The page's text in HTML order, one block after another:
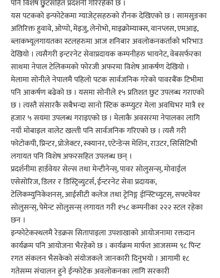
पनि विशेष छु्टसहित प्रदशनी गरिरहेको छ ।
यस पटकको इन्फोटेकमा ग्याजेट्सहरुको रौनक देखिएको छ । सामसुङका
अतिरिक्त हुवावे, ओप्पो, मेइजु, लेनोभो, माइक्रोम्याक्स, वानप्लस, एमआइ,
ब्लाकभ्यूलगायतका स्टलहरुमा आज शनिबार अवलोकनकर्ताको भरिभाउ
देखियो । त्यसैगरी इन्टरनेट सेवाप्रदायक कम्पनीहरु भायनेट, वेबसर्फरका
साथमा नेपाल टेलिकमको फोरजी अफरमा विशेष आकर्षण देखियो ।
मेलामा सोनीले नेपालमै पहिलो पटक सार्वजनिक गरेको पावरबैंक टिभीमा
पनि आकर्षण बढेको छ । यसमा सोनीले १५ प्रतिशत छुट उपलब्ध गराएको
छ । त्यस्तै संसारकै सबैभन्दा सानो स्टिक कम्प्युटर मेला अवधिभर मात्रै ११
हजार ५ सयमा उपलब्ध गराइएको छ । मेलाकै अवसरमा नेपालका लागि
नयाँ मोबाइल वालेट खल्ती पनि सार्वजनिक गरिएको छ । त्यसै गरी
फोटोकपी, प्रिन्टर, प्रोजेक्टर, स्क्यानर, एटेन्डेन्स मेशिन, राउटर, सिसिटिभी
लगायत पनि विशेष अफरसहित उपलब्ध छन् ।
प्रदर्शनीमा हार्डवेयर सेल्स तथा मेन्टीनेन्स्, पावर सोलुसन्स्, मोवाईल
एसेसोरिज, डिलर र डिस्ट्रिव्युटर्स, ईन्टरनेट सेवा प्रदायक,
टेलिकम्युनिकेशनस्, आईसीटी कलेज तथा ट्रेनिङ्ग ईन्स्टिच्युटस्, सफ्टवेयर
सोलुसन्स्, पेमेन्ट सोलुसन्स् लगायत गरी १५८ कम्पनीका २२२ स्टल रहेका
छन ।
इन्फोटेकस्थलमै रेडक्रस सितापाइला उपशाखाको आयोजनामा रक्तदान
कार्यक्रम पनि आयोजना भैरहेको छ । कार्यक्रम मार्फत आजसम्म ९८ पिन्ट
रगत संकलन भैसकेको संयोजकले जानकारी दिनुभयो । आगामी १८
गतेसम्म संचालन हुने ईन्फोटेक अवलोकनका लागि सरकारी